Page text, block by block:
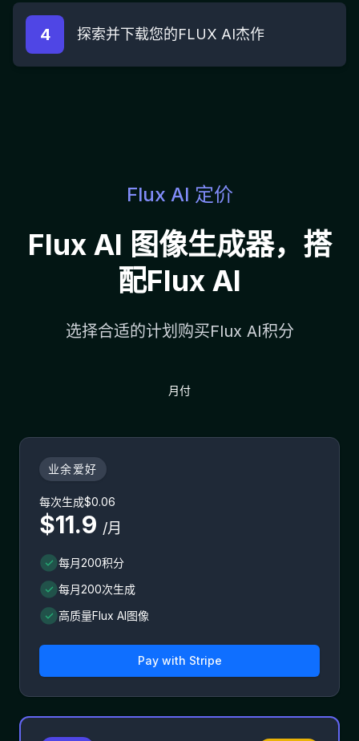
4 探索并下载您的FLUX AI杰作
Flux AI 定价
Flux AI 图像生成器，搭
配Flux AI
选择合适的计划购买Flux AI积分
月付
业余爱好
每次生成$0.06
$11.9 /月
每月200积分
每月200次生成
高质量Flux AI图像
Pay with Stripe